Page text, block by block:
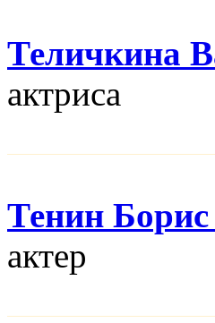
Теличкина
актриса
Тенин
актер